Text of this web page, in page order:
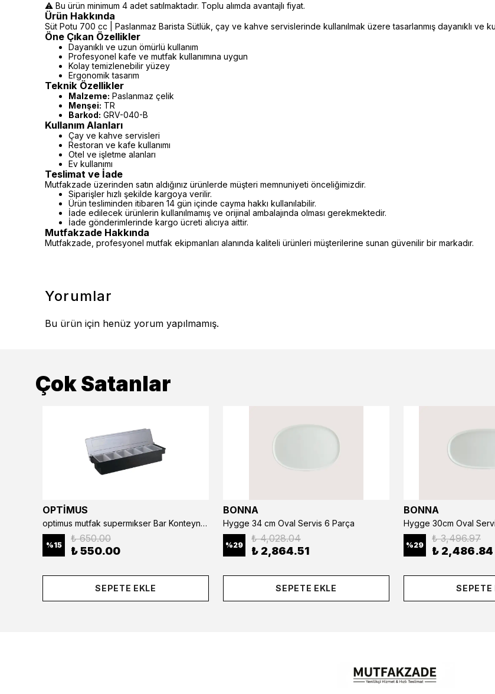
⚠️ Bu ürün minimum 4 adet satılmaktadır. Toplu alımda avantajlı fiyat.
Ürün Hakkında
Süt Potu 700 cc | Paslanmaz Barista Sütlük, çay ve kahve servislerinde kullanılmak üzere tasarlanmış dayanıklı ve
Öne Çıkan Özellikler
Dayanıklı ve uzun ömürlü kullanım
Profesyonel kafe ve mutfak kullanımına uygun
Kolay temizlenebilir yüzey
Ergonomik tasarım
Teknik Özellikler
Malzeme: Paslanmaz çelik
Menşei: TR
Barkod: GRV-040-B
Kullanım Alanları
Çay ve kahve servisleri
Restoran ve kafe kullanımı
Otel ve işletme alanları
Ev kullanımı
Teslimat ve İade
Mutfakzade üzerinden satın aldığınız ürünlerde müşteri memnuniyeti önceliğimizdir.
Siparişler hızlı şekilde kargoya verilir.
Ürün tesliminden itibaren 14 gün içinde cayma hakkı kullanılabilir.
İade edilecek ürünlerin kullanılmamış ve orijinal ambalajında olması gerekmektedir.
İade gönderimlerinde kargo ücreti alıcıya aittir.
Mutfakzade Hakkında
Mutfakzade, profesyonel mutfak ekipmanları alanında kaliteli ürünleri müşterilerine sunan güvenilir bir markadır.
Yorumlar
Bu ürün için henüz yorum yapılmamış.
Çok Satanlar
OPTİMUS
optimus mutfak supermıkser Bar Konteyner 6'lı 50×16×9 cm Kapaklı Polikarbon Organizer Bar & Kafe
%15
₺ 650.00
₺ 550.00
SEPETE EKLE
BONNA
Hygge 34 cm Oval Servis 6 Parça
%29
₺ 4,028.04
₺ 2,864.51
SEPETE EKLE
BONNA
Hygge 30cm Oval
%29
₺ 3,496.97
₺ 2,486.84
SEPETE